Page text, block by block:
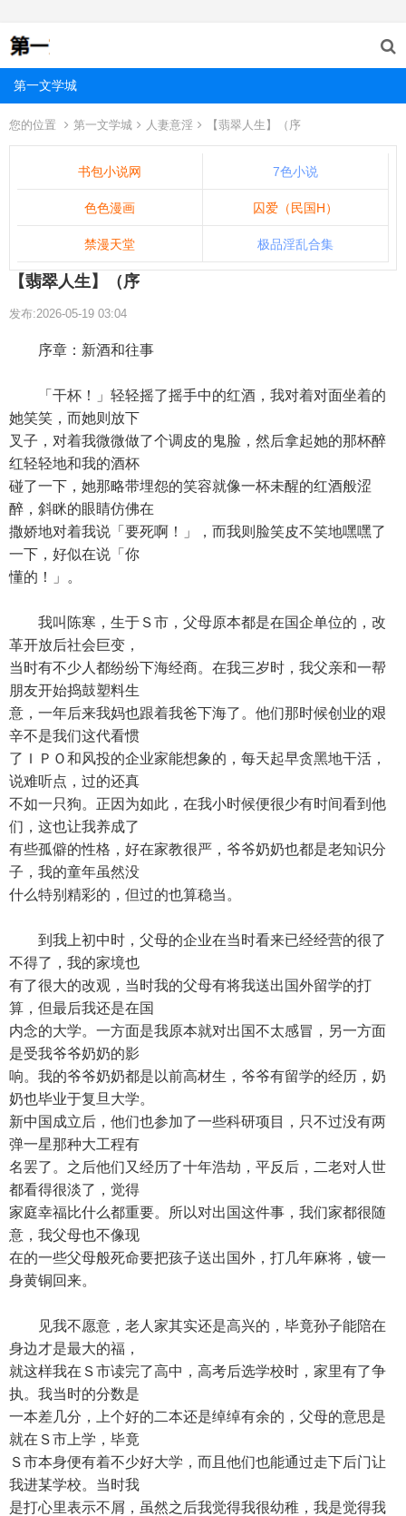
第一文学城
您的位置 第一文学城 人妻意淫 【翡翠人生】（序
书包小说网 7色小说
色色漫画 囚爱（民国H）
禁漫天堂 极品淫乱合集
【翡翠人生】（序
发布:2026-05-19 03:04
序章：新酒和往事
「干杯！」轻轻摇了摇手中的红酒，我对着对面坐着的
她笑笑，而她则放下
叉子，对着我微微做了个调皮的鬼脸，然后拿起她的那杯醉
红轻轻地和我的酒杯
碰了一下，她那略带埋怨的笑容就像一杯未醒的红酒般涩
醉，斜眯的眼睛仿佛在
撒娇地对着我说「要死啊！」，而我则脸笑皮不笑地嘿嘿了
一下，好似在说「你
懂的！」。
我叫陈寒，生于Ｓ市，父母原本都是在国企单位的，改
革开放后社会巨变，
当时有不少人都纷纷下海经商。在我三岁时，我父亲和一帮
朋友开始捣鼓塑料生
意，一年后来我妈也跟着我爸下海了。他们那时候创业的艰
辛不是我们这代看惯
了ＩＰＯ和风投的企业家能想象的，每天起早贪黑地干活，
说难听点，过的还真
不如一只狗。正因为如此，在我小时候便很少有时间看到他
们，这也让我养成了
有些孤僻的性格，好在家教很严，爷爷奶奶也都是老知识分
子，我的童年虽然没
什么特别精彩的，但过的也算稳当。
到我上初中时，父母的企业在当时看来已经经营的很了
不得了，我的家境也
有了很大的改观，当时我的父母有将我送出国外留学的打
算，但最后我还是在国
内念的大学。一方面是我原本就对出国不太感冒，另一方面
是受我爷爷奶奶的影
响。我的爷爷奶奶都是以前高材生，爷爷有留学的经历，奶
奶也毕业于复旦大学。
新中国成立后，他们也参加了一些科研项目，只不过没有两
弹一星那种大工程有
名罢了。之后他们又经历了十年浩劫，平反后，二老对人世
都看得很淡了，觉得
家庭幸福比什么都重要。所以对出国这件事，我们家都很随
意，我父母也不像现
在的一些父母般死命要把孩子送出国外，打几年麻将，镀一
身黄铜回来。
见我不愿意，老人家其实还是高兴的，毕竟孙子能陪在
身边才是最大的福，
就这样我在Ｓ市读完了高中，高考后选学校时，家里有了争
执。我当时的分数是
一本差几分，上个好的二本还是绰绰有余的，父母的意思是
就在Ｓ市上学，毕竟
Ｓ市本身便有着不少好大学，而且他们也能通过走下后门让
我进某学校。当时我
是打心里表示不屑，虽然之后我觉得我很幼稚，我是觉得我